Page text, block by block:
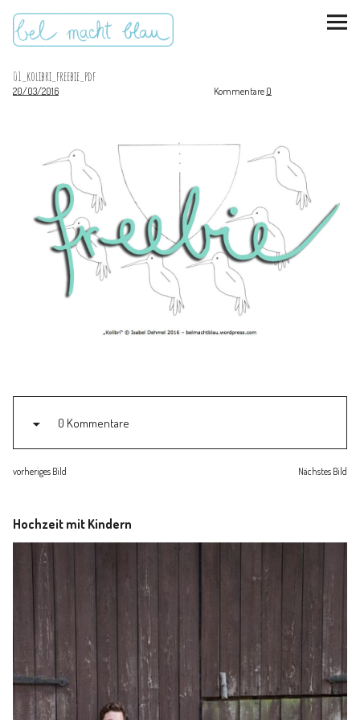
instagram
pinterestbloglovin
Malen + basteln
Feste feiern
Kinderzimmer
Über
01_kolibri_freebie_pdf
20/03/2016 Kommentare 0
0 Kommentare
Nächstes Bild
vorheriges Bild
Hochzeit mit Kindern